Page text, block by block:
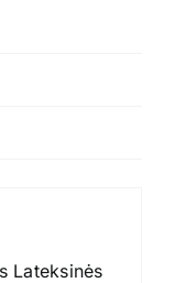
Lateksinės